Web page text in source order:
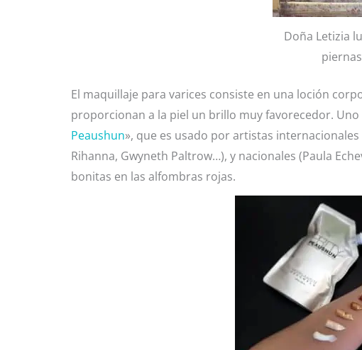
Doña Letizia
piernas
El maquillaje para varices consiste en una loción
proporcionan a la piel un brillo muy favorecedor.
Peaushun», que es usado por artistas
Rihanna, Gwyneth Paltrow…), y nacionales (Paula
bonitas en las alfombras rojas.